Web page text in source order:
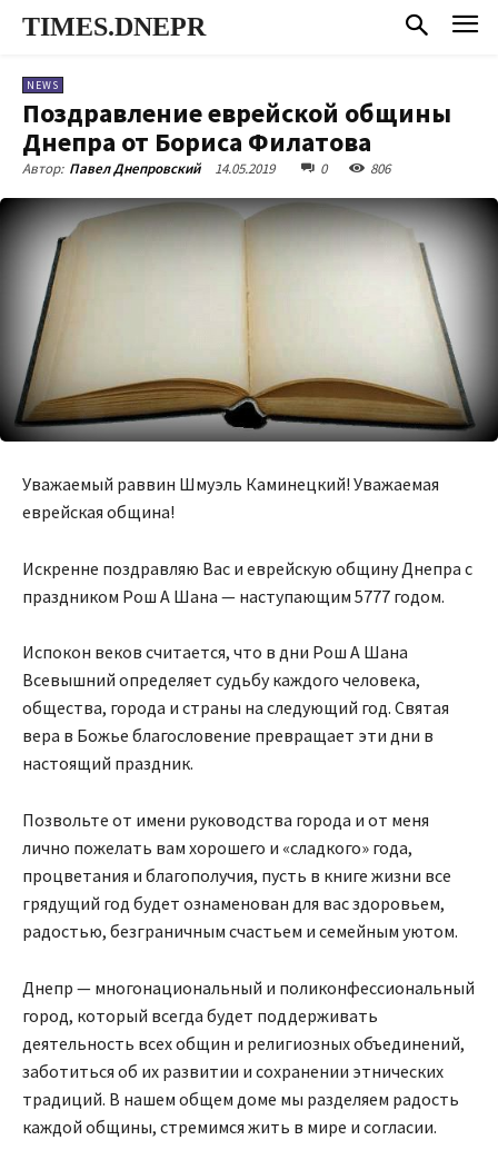
TIMES.DNEPR
NEWS
Поздравление еврейской общины
Днепра от Бориса Филатова
Автор: Павел Днепровский 14.05.2019 0 806
Уважаемый раввин Шмуэль Каминецкий! Уважаемая
еврейская община!
Искренне поздравляю Вас и еврейскую общину Днепра с
праздником Рош А Шана — наступающим 5777 годом.
Испокон веков считается, что в дни Рош А Шана
Всевышний определяет судьбу каждого человека,
общества, города и страны на следующий год. Святая
вера в Божье благословение превращает эти дни в
настоящий праздник.
Позвольте от имени руководства города и от меня
лично пожелать вам хорошего и «сладкого» года,
процветания и благополучия, пусть в книге жизни все
грядущий год будет ознаменован для вас здоровьем,
радостью, безграничным счастьем и семейным уютом.
Днепр — многонациональный и поликонфессиональный
город, который всегда будет поддерживать
деятельность всех общин и религиозных объединений,
заботиться об их развитии и сохранении этнических
традиций. В нашем общем доме мы разделяем радость
каждой общины, стремимся жить в мире и согласии.